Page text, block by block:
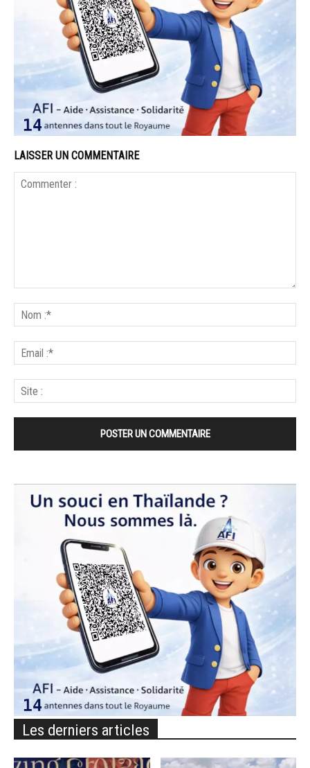
LAISSER UN COMMENTAIRE
Les derniers articles